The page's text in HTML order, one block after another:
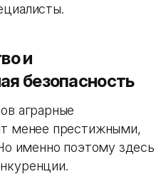
и
безопасность
аграрные
менее престижными,
именно поэтому здесь